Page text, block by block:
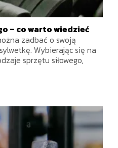
– co warto wiedzieć
zadbać o swoją
Wybierając się na
sprzętu siłowego,